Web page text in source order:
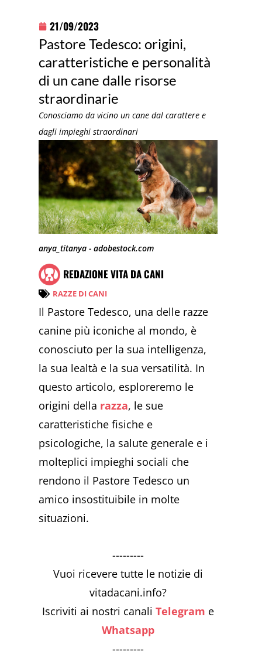
21/09/2023
Pastore Tedesco: origini,
caratteristiche e personalità
di un cane dalle risorse
straordinarie
Conosciamo da vicino un cane dal carattere e
dagli impieghi straordinari
anya_titanya - adobestock.com
REDAZIONE VITA DA CANI
RAZZE DI CANI
Il Pastore Tedesco, una delle razze
canine più iconiche al mondo, è
conosciuto per la sua intelligenza,
la sua lealtà e la sua versatilità. In
questo articolo, esploreremo le
origini della razza, le sue
caratteristiche fisiche e
psicologiche, la salute generale e i
molteplici impieghi sociali che
rendono il Pastore Tedesco un
amico insostituibile in molte
situazioni.
---------
Vuoi ricevere tutte le notizie di
vitadacani.info?
Iscriviti ai nostri canaliTelegram e
Whatsapp
---------